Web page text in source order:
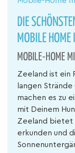
DIE
MOBILE
MOBILE-HOME
Zeeland ist ein
langen
machen es zu
mit Deinem
Zeeland bietet
erkunden und